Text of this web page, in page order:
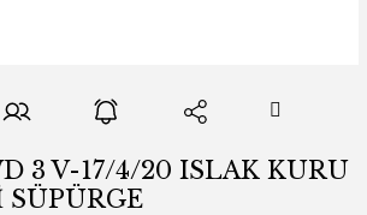
3 V-17/4/20 ISLAK KURU